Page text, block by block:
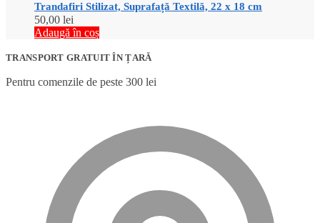
Trandafiri Stilizat, Suprafață Textilă, 22 x 18 cm
50,00 lei
Adaugă în coș
TRANSPORT GRATUIT ÎN ȚARĂ
Pentru comenzile de peste 300 lei